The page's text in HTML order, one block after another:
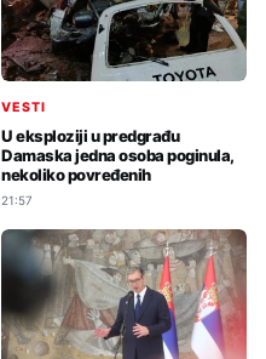
VESTI
U eksploziji u predgrađu
Damaska jedna osoba poginula,
nekoliko povređenih
21:57